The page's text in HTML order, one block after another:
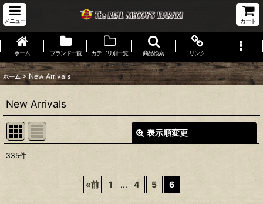
メニュー カート
ホーム ブランド一覧 カテゴリ別一覧 商品検索 リンク
ホーム > New Arrivals
New Arrivals
表示順変更
335件
«前 1 ... 4 5 6